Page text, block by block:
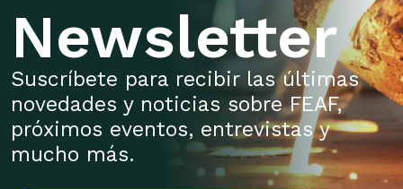
Newsletter
Suscríbete para recibir las últimas
novedades y noticias sobre FEAF,
próximos eventos, entrevistas y
mucho más.